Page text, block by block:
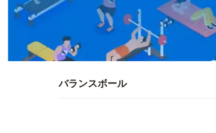
バランスボール